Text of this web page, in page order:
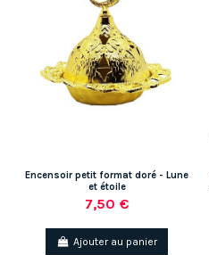
Encensoir petit format doré - Lune
et étoile
7,50 €
Ajouter au panier